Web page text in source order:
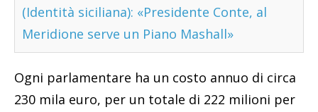
(Identità siciliana): «Presidente Conte, al
Meridione serve un Piano Mashall»
Ogni parlamentare ha un costo annuo di circa
230 mila euro, per un totale di 222 milioni per